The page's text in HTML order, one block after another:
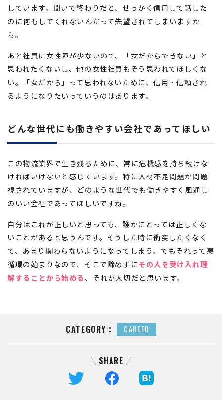
しています。聞いて終わりだと、せっかく信用して話した
のに何もしてくれないんだって失望されてしまいますか
ら。
あと社員に女性陣が少ないので、「女だからできない」と
思われたくないし、他の女性社員もそう思われてほしくな
い。「女だから」って思われないために、信用・信頼され
るようになりたいっていうのはあります。
どんな世代にも働きやすい会社であってほしい
この物流業界で生き残るために、常に危機感を持ち続けな
ければいけないと感じています。特に人材不足問題が問題
視されていますが、どのような世代でも働きやすく風通し
のいい会社であってほしいですね。
自分はこれが正しいと思っても、誰かにとっては正しくな
いことがあると思うんです。そうした時に衝突したくなく
て、あまり関わらないようになってしまう。でもそれって悪
循環の始まりなので、そこで諦めずにその人を受け入れ理
解することから始める、それが大切だと思います。
CATEGORY： CAREER
SHARE